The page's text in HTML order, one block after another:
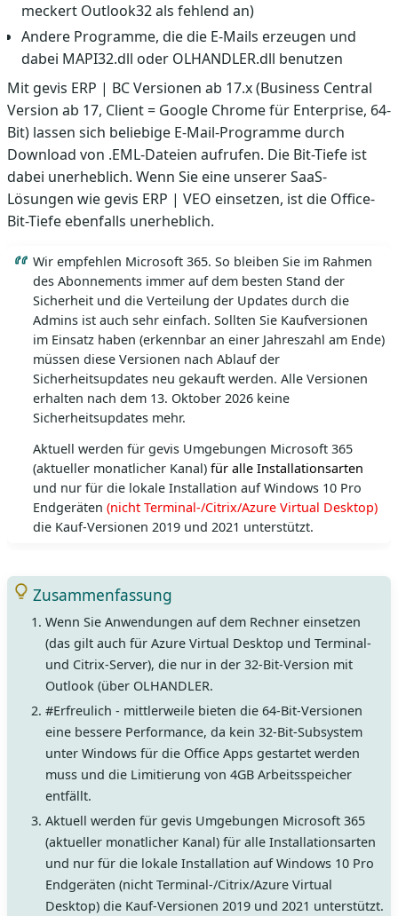
meckert Outlook32 als fehlend an)
Andere Programme, die die E-Mails erzeugen und
dabei MAPI32.dll oder OLHANDLER.dll benutzen
Mit gevis ERP | BC Versionen ab 17.x (Business Central
Version ab 17, Client = Google Chrome für Enterprise, 64-
Bit) lassen sich beliebige E-Mail-Programme durch
Download von .EML-Dateien aufrufen. Die Bit-Tiefe ist
dabei unerheblich. Wenn Sie eine unserer SaaS-
Lösungen wie gevis ERP | VEO einsetzen, ist die Office-
Bit-Tiefe ebenfalls unerheblich.
Wir empfehlen Microsoft 365. So bleiben Sie im Rahmen
des Abonnements immer auf dem besten Stand der
Sicherheit und die Verteilung der Updates durch die
Admins ist auch sehr einfach. Sollten Sie Kaufversionen
im Einsatz haben (erkennbar an einer Jahreszahl am Ende)
müssen diese Versionen nach Ablauf der
Sicherheitsupdates neu gekauft werden. Alle Versionen
erhalten nach dem 13. Oktober 2026 keine
Sicherheitsupdates mehr.
Aktuell werden für gevis Umgebungen Microsoft 365
(aktueller monatlicher Kanal) für alle Installationsarten
und nur für die lokale Installation auf Windows 10 Pro
Endgeräten (nicht Terminal-/Citrix/Azure Virtual Desktop)
die Kauf-Versionen 2019 und 2021 unterstützt.
Zusammenfassung
Wenn Sie Anwendungen auf dem Rechner einsetzen
(das gilt auch für Azure Virtual Desktop und Terminal-
und Citrix-Server), die nur in der 32-Bit-Version mit
Outlook (über OLHANDLER.
#Erfreulich - mittlerweile bieten die 64-Bit-Versionen
eine bessere Performance, da kein 32-Bit-Subsystem
unter Windows für die Office Apps gestartet werden
muss und die Limitierung von 4GB Arbeitsspeicher
entfällt.
Aktuell werden für gevis Umgebungen Microsoft 365
(aktueller monatlicher Kanal) für alle Installationsarten
und nur für die lokale Installation auf Windows 10 Pro
Endgeräten (nicht Terminal-/Citrix/Azure Virtual
Desktop) die Kauf-Versionen 2019 und 2021 unterstützt.